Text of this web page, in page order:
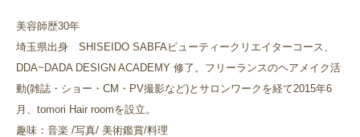
美容師歴30年
埼玉県出身 SHISEIDO SABFAビューティークリエイターコース、
DDA~DADA DESIGN ACADEMY 修了。フリーランスのヘアメイク活
動(雑誌・ショー・CM・PV撮影など)とサロンワークを経て2015年6
月、tomori Hair roomを設立。
趣味：音楽 /写真/ 美術鑑賞/料理